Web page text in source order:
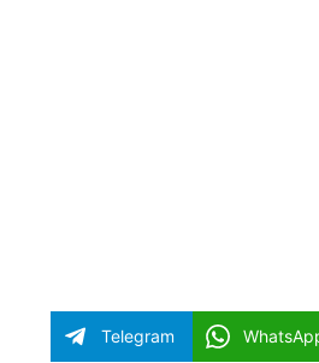
Telegram